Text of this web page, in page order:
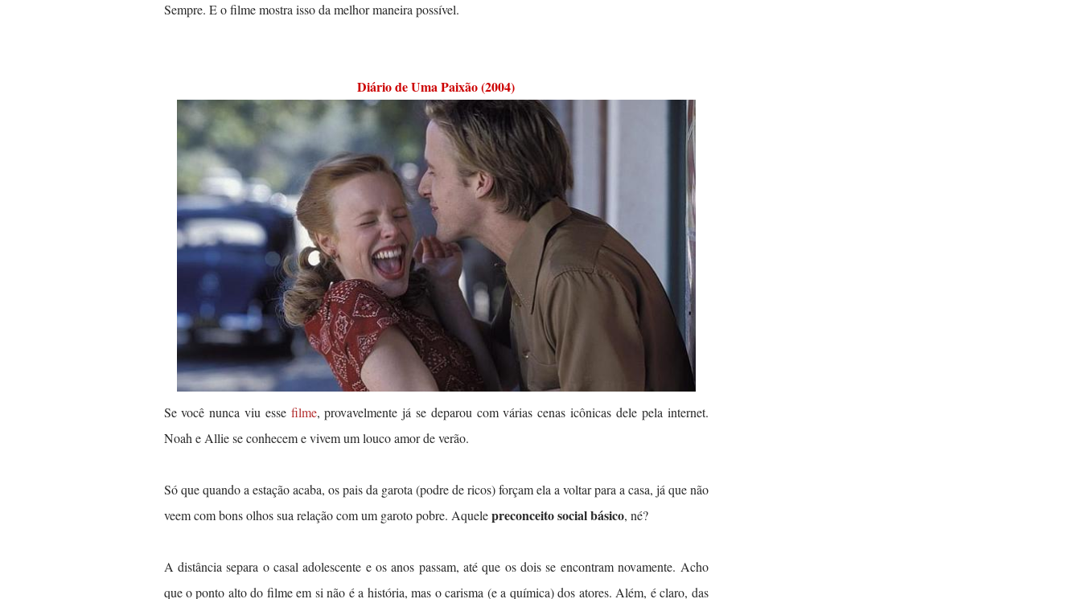
Sempre. E o filme mostra isso da melhor maneira possível.
Diário de Uma Paixão (2004)
Se você nunca viu esse filme, provavelmente já se deparou com várias cenas icônicas dele pela internet.
Noah e Allie se conhecem e vivem um louco amor de verão.
Só que quando a estação acaba, os pais da garota (podre de ricos) forçam ela a voltar para a casa, já que não
veem com bons olhos sua relação com um garoto pobre. Aquelepreconceito social básico, né?
A distância separa o casal adolescente e os anos passam, até que os dois se encontram novamente. Acho
que o ponto alto do filme em si não é a história, mas o carisma (e a química) dos atores. Além, é claro, das